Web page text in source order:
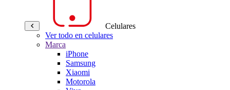
Celulares
Ver todo en celulares
Marca
iPhone
Samsung
Xiaomi
Motorola